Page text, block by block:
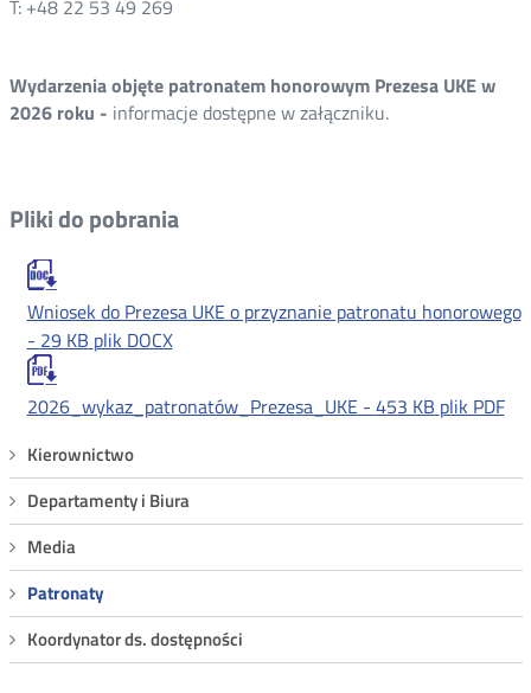
Menu
Patronaty
Kierownictwo
Departamenty i Biura
Media
Patronaty
Koordynator ds. dostępności
T: +48 22 53 49 269
Wydarzenia objęte patronatem honorowym Prezesa UKE w
2026 roku - informacje dostępne w załączniku.
Pliki do pobrania
Wniosek do Prezesa UKE o przyznanie patronatu honorowego
- 29 KB plik DOCX
2026_wykaz_patronatów_Prezesa_UKE - 453 KB plik PDF